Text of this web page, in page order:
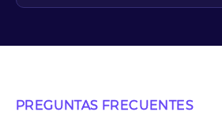
PREGUNTAS FRECUENTES